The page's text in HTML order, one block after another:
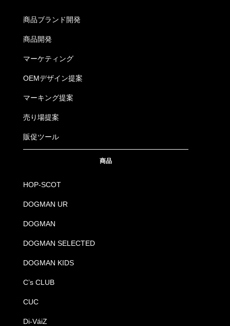
商品ブランド開発
商品開発
マーケティング
OEMデザイン提案
マーキング提案
売り場提案
販促ツール
商品
HOP-SCOT
DOGMAN UR
DOGMAN
DOGMAN SELECTED
DOGMAN KIDS
C’s CLUB
CUC
Di-VáiZ